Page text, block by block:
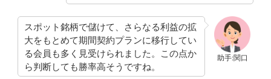
助手:関口
スポット銘柄で儲けて、さらなる利益の拡
大をもとめて期間契約プランに移行してい
る会員も多く見受けられました。この点か
ら判断しても勝率高そうですね。